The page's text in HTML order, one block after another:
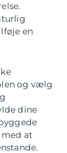
en
og vælg
dine
at